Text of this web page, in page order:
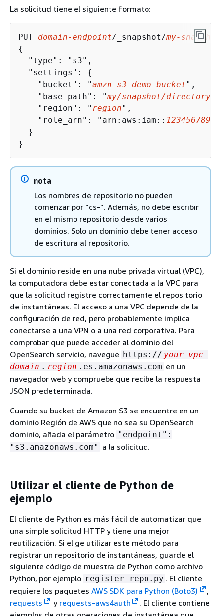
La solicitud tiene el siguiente formato:
PUT domain-endpoint/_snapshot/my-
{
  "type": "s3",
  "settings":
{
    "bucket": "
amzn-s3-demo-bucket",
    "base_path": "
my/snapshot/directory
    "region": "
region",
    "role_arn": "arn:aws:iam::
  }
}
nota
Los nombres de repositorio no pueden
comenzar por “cs-”. Además, no debe escribir
en el mismo repositorio desde varios
dominios. Solo un dominio debe tener acceso
de escritura al repositorio.
Si el dominio reside en una nube privada virtual (VPC),
la computadora debe estar conectada a la VPC para
que la solicitud registre correctamente el repositorio
de instantáneas. El acceso a una VPC depende de la
configuración de red, pero probablemente implica
conectarse a una VPN o a una red corporativa. Para
comprobar que puede acceder al dominio del
OpenSearch servicio, navegue https:// your-vpc-
domain . region .es.amazonaws.com en un
navegador web y compruebe que recibe la respuesta
JSON predeterminada.
Cuando su bucket de Amazon S3 se encuentre en un
dominio Región de AWS que no sea su OpenSearch
dominio, añada el parámetro "endpoint":
"s3.amazonaws.com" a la solicitud.
Utilizar el cliente de Python de
ejemplo
El cliente de Python es más fácil de automatizar que
una simple solicitud HTTP y tiene una mejor
reutilización. Si elige utilizar este método para
registrar un repositorio de instantáneas, guarde el
siguiente código de muestra de Python como archivo
Python, por ejemplo register-repo.py . El cliente
requiere los paquetes AWS SDK para Python (Boto3)
,
requests
y requests-aws4auth
. El cliente contiene